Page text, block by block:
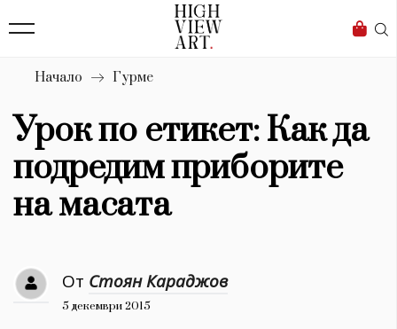
Бизнес
Мода
Dialogue
Изкуство
4340
Дизайн
Начало Гурме
Урок по етикет: Как да
подредим приборите
на масата
От Стоян Караджов
5 декември 2015